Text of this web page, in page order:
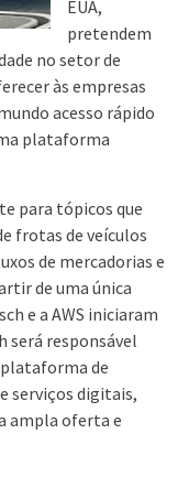
EUA,
pretendem
no setor de
às empresas
acesso rápido
plataforma
para tópicos que
frotas de veículos
de mercadorias e
de uma única
e a AWS iniciaram
será responsável
de
serviços digitais,
ampla oferta e